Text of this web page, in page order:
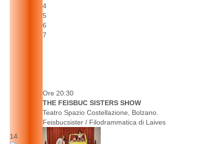
14
4
5
6
7
Ore 20:30
THE FEISBUC SISTERS SHOW
Teatro Spazio Costellazione, Bolzano.
Feisbucsister / Filodrammatica di Laives